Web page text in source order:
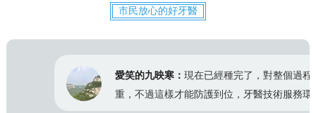
市民放心的好牙醫
愛笑的九映寒：現在已經種完了，對整個過程印象最
重，不過這樣才能防護到位，牙醫技術服務環境都可